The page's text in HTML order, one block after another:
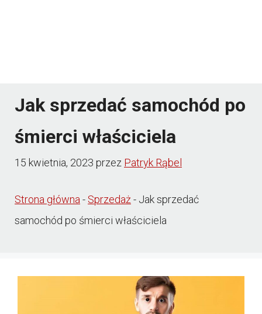
Jak sprzedać samochód po
śmierci właściciela
15 kwietnia, 2023 przez Patryk Rąbel
Strona główna- Sprzedaż- Jak sprzedać
samochód po śmierci właściciela